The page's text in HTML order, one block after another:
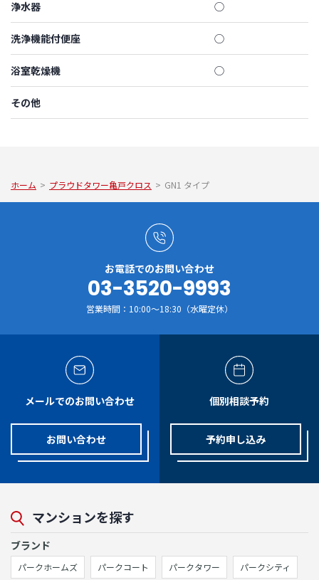
浄水器 ◯
洗浄機能付便座 ◯
浴室乾燥機 ◯
その他
ホーム > プラウドタワー亀戸クロス > GN1 タイプ
お電話でのお問い合わせ
03-3520-9993
営業時間：10:00～18:30（水曜定休）
メールでのお問い合わせ
お問い合わせ
個別相談予約
予約申し込み
マンションを探す
ブランド
パークホームズ パークコート パークタワー パークシティ